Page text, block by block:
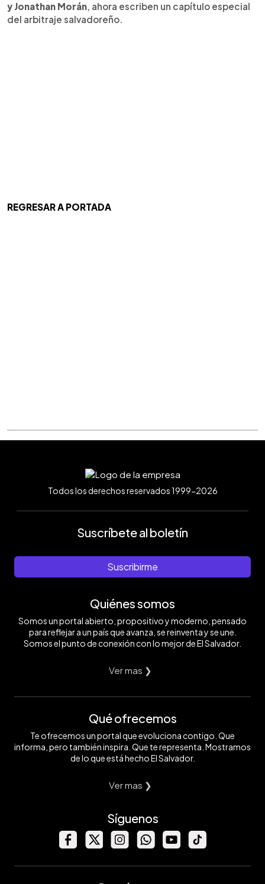
y Jonathan Morán, ahora escriben un capítulo especial
del arbitraje salvadoreño.
REGRESAR A PORTADA
Todos los derechos reservados 1999-2026
Suscríbete al boletín
Suscribirme
Quiénes somos
Somos un portal abierto, propositivo y moderno, pensado
para reflejar a un país que avanza, se reinventa y se une.
Somos el punto de conexión con lo mejor de El Salvador.
Ver mas ❯
Qué ofrecemos
Te ofrecemos un portal que evoluciona contigo. Que
informa, pero también inspira. Que te representa. Mostramos
de lo que está hecho El Salvador.
Ver mas ❯
Síguenos